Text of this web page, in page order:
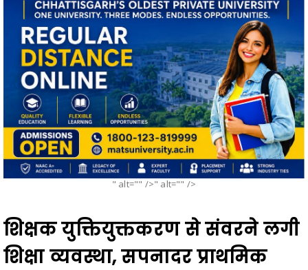
" alt="" />" alt="" />
शिक्षक युक्तियुक्तकरण से संवरने लगी
शिक्षा व्यवस्था, सपनादर प्राथमिक